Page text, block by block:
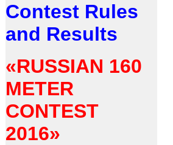
Contest Rules
and Results
«RUSSIAN 160
METER
CONTEST
2016»